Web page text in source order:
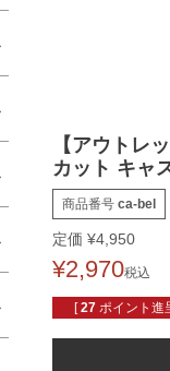
【アウトレ
カット キャ
商品番号 ca-bel
定価 ¥4,950
¥2,970税込
[ 27 ポイント進